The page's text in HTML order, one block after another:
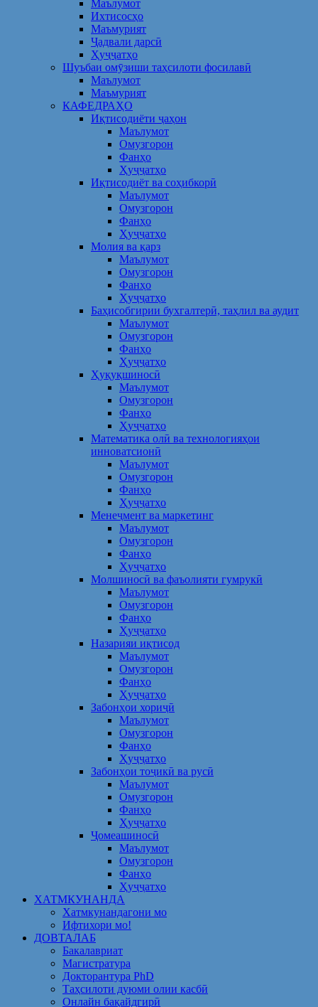
Маълумот
Ихтисосҳо
Маъмурият
Ҷадвали дарсӣ
Ҳуҷҷатҳо
Шуъбаи омӯзиши таҳсилоти фосилавӣ
Маълумот
Маъмурият
КАФЕДРАҲО
Иқтисодиёти ҷаҳон
Маълумот
Омузгорон
Фанҳо
Ҳуҷҷатҳо
Иқтисодиёт ва соҳибкорӣ
Маълумот
Омузгорон
Фанҳо
Ҳуҷҷатҳо
Молия ва қарз
Маълумот
Омузгорон
Фанҳо
Ҳуҷҷатҳо
Баҳисобгирии бухгалтерӣ, таҳлил ва аудит
Маълумот
Омузгорон
Фанҳо
Ҳуҷҷатҳо
Ҳуқуқшиносӣ
Маълумот
Омузгорон
Фанҳо
Ҳуҷҷатҳо
Математика олӣ ва технологияҳои
инноватсионӣ
Маълумот
Омузгорон
Фанҳо
Ҳуҷҷатҳо
Менеҷмент ва маркетинг
Маълумот
Омузгорон
Фанҳо
Ҳуҷҷатҳо
Молшиносӣ ва фаъолияти гумрукӣ
Маълумот
Омузгорон
Фанҳо
Ҳуҷҷатҳо
Назарияи иқтисод
Маълумот
Омузгорон
Фанҳо
Ҳуҷҷатҳо
Забонҳои хориҷӣ
Маълумот
Омузгорон
Фанҳо
Ҳуҷҷатҳо
Забонҳои тоҷикӣ ва русӣ
Маълумот
Омузгорон
Фанҳо
Ҳуҷҷатҳо
Ҷомеашиносӣ
Маълумот
Омузгорон
Фанҳо
Ҳуҷҷатҳо
ХАТМКУНАНДА
Хатмкунандагони мо
Ифтихори мо!
ДОВТАЛАБ
Бакалавриат
Магистратура
Докторантура PhD
Таҳсилоти дуюми олии касбӣ
Онлайн бақайдгирӣ